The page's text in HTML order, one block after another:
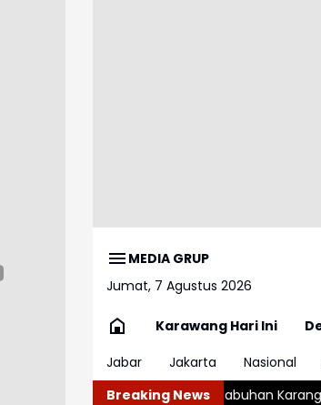
MEDIA GRUP
Jumat, 7 Agustus 2026
Karawang Hari Ini
Jabar
Jakarta Nasional
Breaking News
di Pelabuhan Karangsong Indramayu